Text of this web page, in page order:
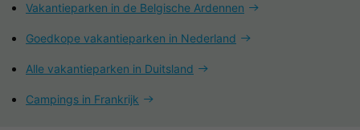
Vakantieparken in de Belgische Ardennen
Goedkope vakantieparken in Nederland
Alle vakantieparken in Duitsland
Campings in Frankrijk